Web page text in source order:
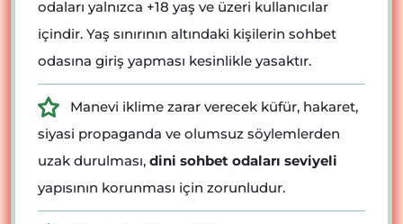
odaları yalnızca +18 yaş ve üzeri kullanıcılar
içindir. Yaş sınırının altındaki kişilerin sohbet
odasına giriş yapması kesinlikle yasaktır.
Manevi iklime zarar verecek küfür, hakaret,
siyasi propaganda ve olumsuz söylemlerden
uzak durulması, dini sohbet odaları seviyeli
yapısının korunması için zorunludur.